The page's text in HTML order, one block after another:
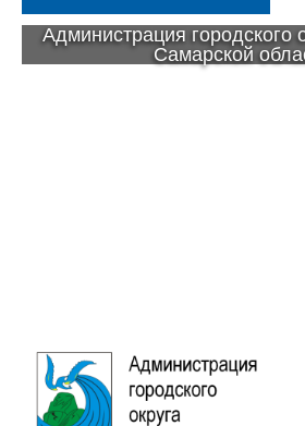
Администрация городского
Самарской